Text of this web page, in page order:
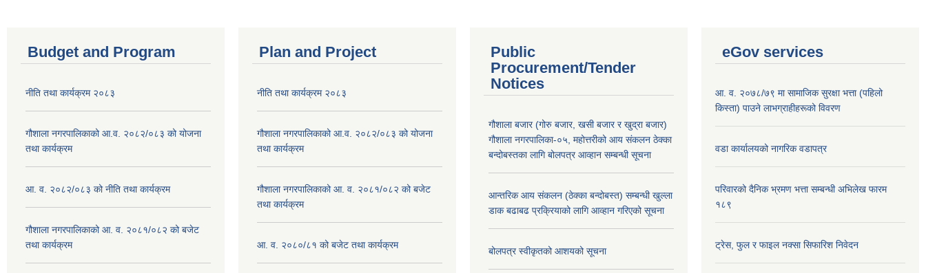
Budget and Program
नीति तथा कार्यक्रम २०८३
गौशाला नगरपालिकाको आ.व. २०८२/०८३ को योजना
तथा कार्यक्रम
आ. व. २०८२/०८३ को नीति तथा कार्यक्रम
गौशाला नगरपालिकाको आ. व. २०८१/०८२ को बजेट
तथा कार्यक्रम
Plan and Project
नीति तथा कार्यक्रम २०८३
गौशाला नगरपालिकाको आ.व. २०८२/०८३ को योजना
तथा कार्यक्रम
गौशाला नगरपालिकाको आ. व. २०८१/०८२ को बजेट
तथा कार्यक्रम
आ. व. २०८०/८१ को बजेट तथा कार्यक्रम
Public
Procurement/Tender
Notices
गौशाला बजार (गोरु बजार, खसी बजार र खुद्रा बजार)
गौशाला नगरपालिका-०५, महोत्तरीको आय संकलन ठेक्का
बन्दोबस्तका लागि बोलपत्र आव्हान सम्बन्धी सूचना
आन्तरिक आय संकलन (ठेक्का बन्दोबस्त) सम्बन्धी खुल्ला
डाक बढाबढ प्रक्रियाको लागि आव्हान गरिएको सूचना
बोलपत्र स्वीकृतको आशयको सूचना
eGov services
आ. व. २०७८/७९ मा सामाजिक सुरक्षा भत्ता (पहिलो
किस्ता) पाउने लाभग्राहीहरूको विवरण
वडा कार्यालयको नागरिक वडापत्र
परिवारको दैनिक भ्रमण भत्ता सम्बन्धी अभिलेख फारम
१८९
ट्रेस, फुल र फाइल नक्सा सिफारिश निवेदन